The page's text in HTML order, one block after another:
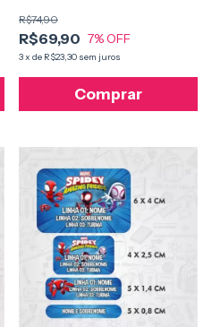
R$69,90
R$74,90
7% OFF
3x de R$23,30 sem juros
Comprar